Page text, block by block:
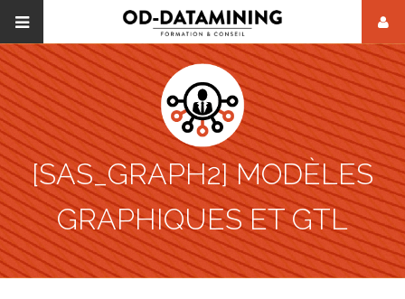
[SAS_GRAPH2] MODÈLES
GRAPHIQUES ET GTL